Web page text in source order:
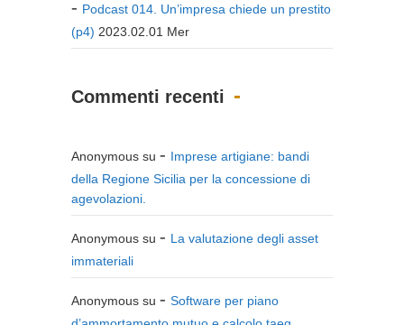
Podcast 014. Un’impresa chiede un prestito
(p4) 2023.02.01 Mer
Commenti recenti
Anonymous su
Imprese artigiane: bandi
della Regione Sicilia per la concessione di
agevolazioni.
Anonymous su
La valutazione degli asset
immateriali
Anonymous su
Software per piano